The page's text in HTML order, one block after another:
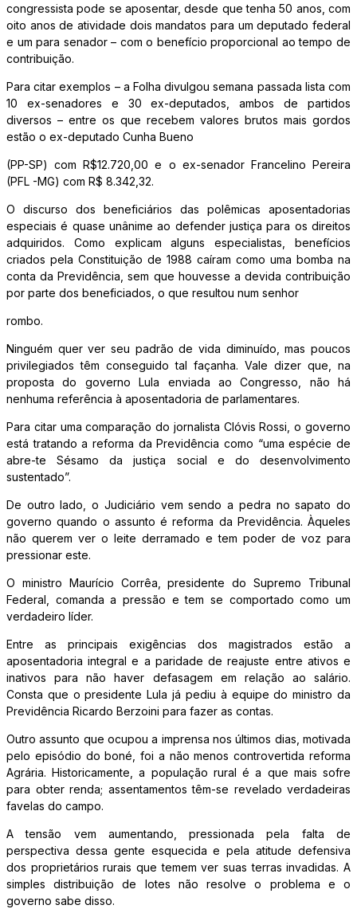
congressista pode se aposentar, desde que tenha 50 anos, com
oito anos de atividade dois mandatos para um deputado federal
e um para senador – com o benefício proporcional ao tempo de
contribuição.
Para citar exemplos – a Folha divulgou semana passada lista com
10 ex-senadores e 30 ex-deputados, ambos de partidos
diversos – entre os que recebem valores brutos mais gordos
estão o ex-deputado Cunha Bueno
(PP-SP) com R$12.720,00 e o ex-senador Francelino Pereira
(PFL -MG) com R$ 8.342,32.
O discurso dos beneficiários das polêmicas aposentadorias
especiais é quase unânime ao defender justiça para os direitos
adquiridos. Como explicam alguns especialistas, benefícios
criados pela Constituição de 1988 caíram como uma bomba na
conta da Previdência, sem que houvesse a devida contribuição
por parte dos beneficiados, o que resultou num senhor
rombo.
Ninguém quer ver seu padrão de vida diminuído, mas poucos
privilegiados têm conseguido tal façanha. Vale dizer que, na
proposta do governo Lula enviada ao Congresso, não há
nenhuma referência à aposentadoria de parlamentares.
Para citar uma comparação do jornalista Clóvis Rossi, o governo
está tratando a reforma da Previdência como “uma espécie de
abre-te Sésamo da justiça social e do desenvolvimento
sustentado”.
De outro lado, o Judiciário vem sendo a pedra no sapato do
governo quando o assunto é reforma da Previdência. Àqueles
não querem ver o leite derramado e tem poder de voz para
pressionar este.
O ministro Maurício Corrêa, presidente do Supremo Tribunal
Federal, comanda a pressão e tem se comportado como um
verdadeiro líder.
Entre as principais exigências dos magistrados estão a
aposentadoria integral e a paridade de reajuste entre ativos e
inativos para não haver defasagem em relação ao salário.
Consta que o presidente Lula já pediu à equipe do ministro da
Previdência Ricardo Berzoini para fazer as contas.
Outro assunto que ocupou a imprensa nos últimos dias, motivada
pelo episódio do boné, foi a não menos controvertida reforma
Agrária. Historicamente, a população rural é a que mais sofre
para obter renda; assentamentos têm-se revelado verdadeiras
favelas do campo.
A tensão vem aumentando, pressionada pela falta de
perspectiva dessa gente esquecida e pela atitude defensiva
dos proprietários rurais que temem ver suas terras invadidas. A
simples distribuição de lotes não resolve o problema e o
governo sabe disso.